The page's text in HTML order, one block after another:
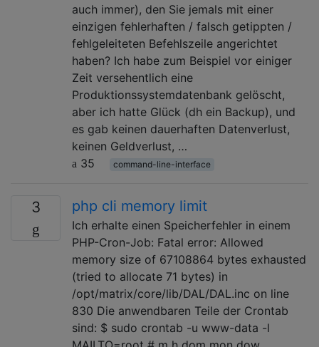
auch immer), den Sie jemals mit einer
einzigen fehlerhaften / falsch getippten /
fehlgeleiteten Befehlszeile angerichtet
haben? Ich habe zum Beispiel vor einiger
Zeit versehentlich eine
Produktionssystemdatenbank gelöscht,
aber ich hatte Glück (dh ein Backup), und
es gab keinen dauerhaften Datenverlust,
keinen Geldverlust, …
35
command-line-interface
3 php cli memory limit
Ich erhalte einen Speicherfehler in einem
PHP-Cron-Job: Fatal error: Allowed
memory size of 67108864 bytes exhausted
(tried to allocate 71 bytes) in
/opt/matrix/core/lib/DAL/DAL.inc on line
830 Die anwendbaren Teile der Crontab
sind: $ sudo crontab -u www-data -l